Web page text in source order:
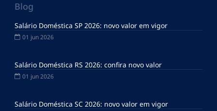
Blog
Salário Doméstica SP 2026: novo valor em vigor
01 jun 2026
Salário Doméstica RS 2026: confira novo valor
01 jun 2026
Salário Doméstica SC 2026: novo valor em vigor